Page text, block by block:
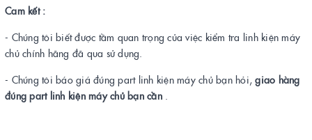
Cam kết :
- Chúng tôi biết được tầm quan trọng của việc kiểm tra linh kiện máy
chủ chính hãng đã qua sử dụng.
- Chúng tôi báo giá đúng part linh kiện máy chủ bạn hỏi,giao hàng
đúng part linh kiện máy chủ bạn cần.